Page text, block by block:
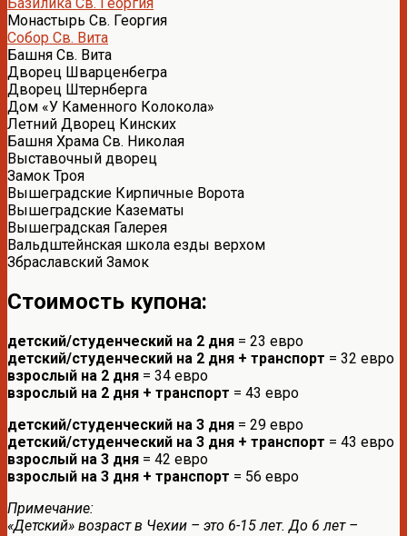
Базилика Св. Георгия
Монастырь Св. Георгия
Собор Св. Вита
Башня Св. Вита
Дворец Шварценбегра
Дворец Штернберга
Дом «У Каменного Колокола»
Летний Дворец Кинских
Башня Храма Св. Николая
Выставочный дворец
Замок Троя
Вышеградские Кирпичные Ворота
Вышеградские Казематы
Вышеградская Галерея
Вальдштейнская школа езды верхом
Збраславский Замок
Стоимость купона:
детский/студенческий на 2 дня = 23 евро
детский/студенческий на 2 дня + транспорт = 32 евро
взрослый на 2 дня = 34 евро
взрослый на 2 дня + транспорт = 43 евро
детский/студенческий на 3 дня = 29 евро
детский/студенческий на 3 дня + транспорт = 43 евро
взрослый на 3 дня = 42 евро
взрослый на 3 дня + транспорт = 56 евро
Примечание:
«Детский» возраст в Чехии – это 6-15 лет. До 6 лет –